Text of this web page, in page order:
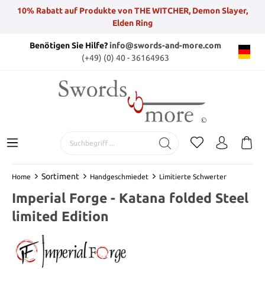
10% Rabatt auf Produkte von THE WITCHER, Demon Slayer,
Elden Ring
Benötigen Sie Hilfe?info@swords-and-more.com
(+49) (0) 40 - 36164963
Home Sortiment Handgeschmiedet Limitierte Schwerter
Imperial Forge - Katana folded Steel
limited Edition